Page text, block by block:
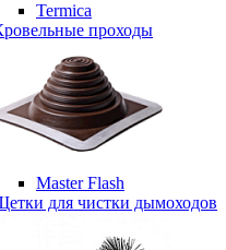
Termica
проходы
Master Flash
для чистки дымоходов